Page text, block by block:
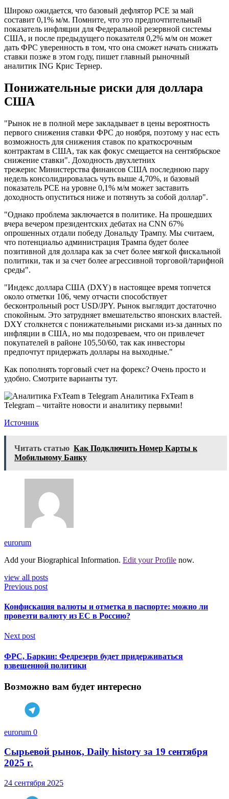
Широко ожидается, что базовый дефлятор PCE за май
составит 0,1% м/м. Помните, что это предпочтительный
показатель инфляции для Федеральной резервной системы
США, и после предыдущего показателя 0,2% м/м он может
дать ФРС уверенность в том, что она сможет начать снижать
ставки позже в этом году, пишет главный рыночный
аналитик ING Крис Тернер.
Понижательные риски для доллара
США
"Рынок не в полной мере закладывает в цены вероятность
первого снижения ставки ФРС до ноября, поэтому у нас есть
возможность для снижения ставок по краткосрочным
контрактам в США, так как фокус смещается на сентябрьское
снижение ставки". Доходность двухлетних
трежерис Министерства финансов США последнюю пару
недель консолидировалась чуть выше 4,70%, и базовый
показатель PCE на уровне 0,1% м/м может заставить
доходность опуститься ниже и потянуть за собой доллар".
"Однако проблема заключается в политике. На прошедших
вчера вечером президентских дебатах на CNN 67%
опрошенных отдали победу Дональду Трампу. Мы считаем,
что потенциальо администрация Трампа будет более
позитивной для доллара как за счет более мягкой фискальной
политики, так и за счет более агрессивной торговой/тарифной
среды".
"Индекс доллара США (DXY) в настоящее время топчется
около отметки 106, чему отчасти способствует
бесконтрольный рост USD/JPY. Рынок выглядит достаточно
спокойным. Это затрудняет вмешательство японских властей.
DXY столкнется с понижательными рисками из-за данных по
инфляции в США, но мы подозреваем, что он привлечет
покупателей в районе 105,50/60, так как инвесторы
предпочтут придержать доллары на выходные."
Как пополнять торговый счет на форекс? Очень просто и
удобно. Смотрите варианты тут.
Аналитика FxTeam в
Telegram – читайте новости и аналитику первыми!
Источник
Читать статью Как Подключить Номер Карты к
Мобильному Банку
eurorum
Add your Biographical Information. Edit your Profile now.
view all posts
Previous post
Конфискация валюты и отметка в паспорте: можно ли
провезти валюту из ЕС в Россию?
Next post
ФРС, Баркин: Федрезерв будет придерживаться
взвешенной политики
Возможно вам будет интересно
eurorum 0
Сырьевой рынок, Daily history за 19 сентября
2025 г.
24 сентября 2025